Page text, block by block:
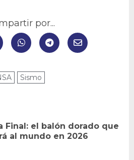
por...
Sismo
Final: el balón dorado que
al mundo en 2026